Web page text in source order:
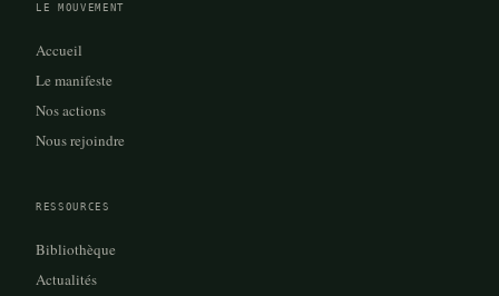
LE MOUVEMENT
Accueil
Le manifeste
Nos actions
Nous rejoindre
RESSOURCES
Bibliothèque
Actualités